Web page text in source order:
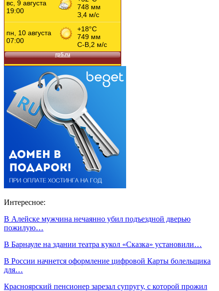
Интересное:
В Алейске мужчина нечаянно убил подъездной дверью
пожилую…
В Барнауле на здании театра кукол «Сказка» установили…
В России начнется оформление цифровой Карты болельщика
для…
Красноярский пенсионер зарезал супругу, с которой прожил